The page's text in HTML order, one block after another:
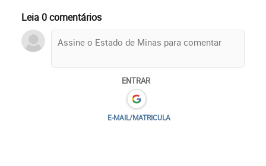
Leia 0 comentários
ENTRAR
E-MAIL/MATRICULA